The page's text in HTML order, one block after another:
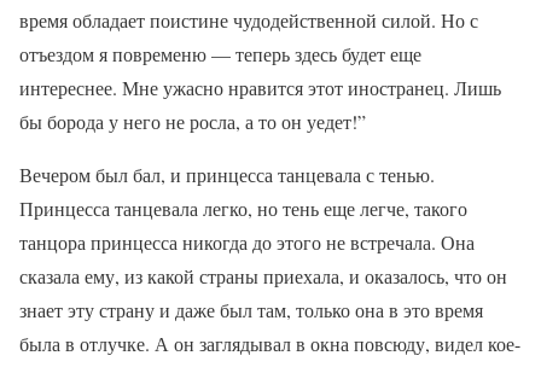
время обладает поистине чудодейственной силой. Но с
отъездом я повременю — теперь здесь будет еще
интереснее. Мне ужасно нравится этот иностранец. Лишь
бы борода у него не росла, а то он уедет!”
Вечером был бал, и принцесса танцевала с тенью.
Принцесса танцевала легко, но тень еще легче, такого
танцора принцесса никогда до этого не встречала. Она
сказала ему, из какой страны приехала, и оказалось, что он
знает эту страну и даже был там, только она в это время
была в отлучке. А он заглядывал в окна повсюду, видел кое-